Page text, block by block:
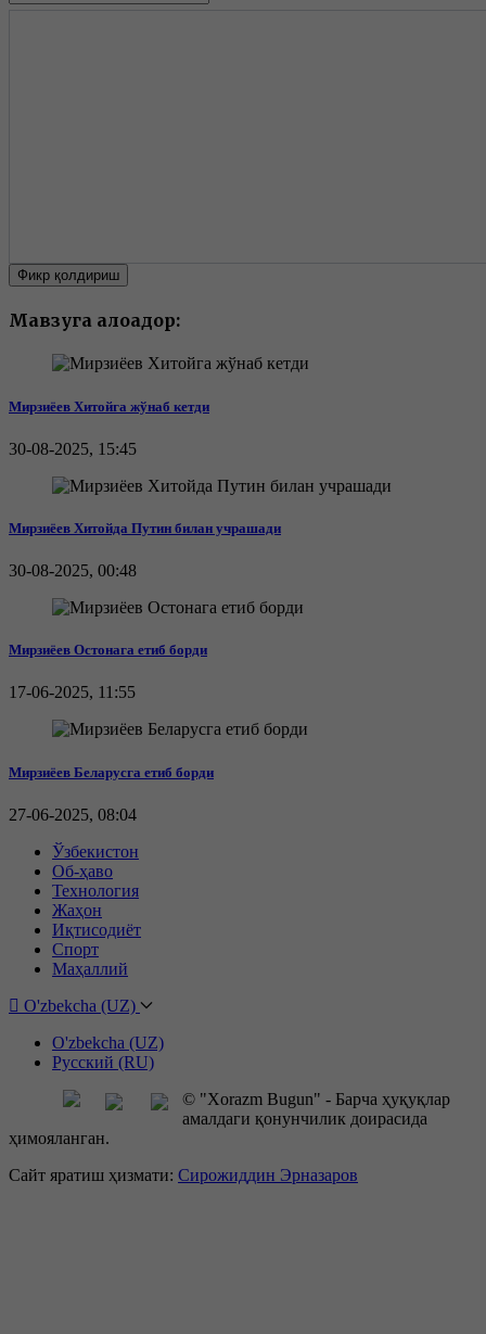
Фикр қолдириш
Мавзуга алоқадор:
Мирзиёев Хитойга жўнаб кетди
30-08-2025, 15:45
Мирзиёев Хитойда Путин билан учрашади
30-08-2025, 00:48
Мирзиёев Остонага етиб борди
17-06-2025, 11:55
Мирзиёев Беларусга етиб борди
27-06-2025, 08:04
Ўзбекистон
Об-ҳаво
Технология
Жаҳон
Иқтисодиёт
Спорт
Маҳаллий
O'zbekcha (UZ)
O'zbekcha (UZ)
Русский (RU)
© "Xorazm Bugun" - Барча ҳуқуқлар
амалдаги қонунчилик доирасида
ҳимояланган.
Сайт яратиш ҳизмати: Сирожиддин Эрназаров